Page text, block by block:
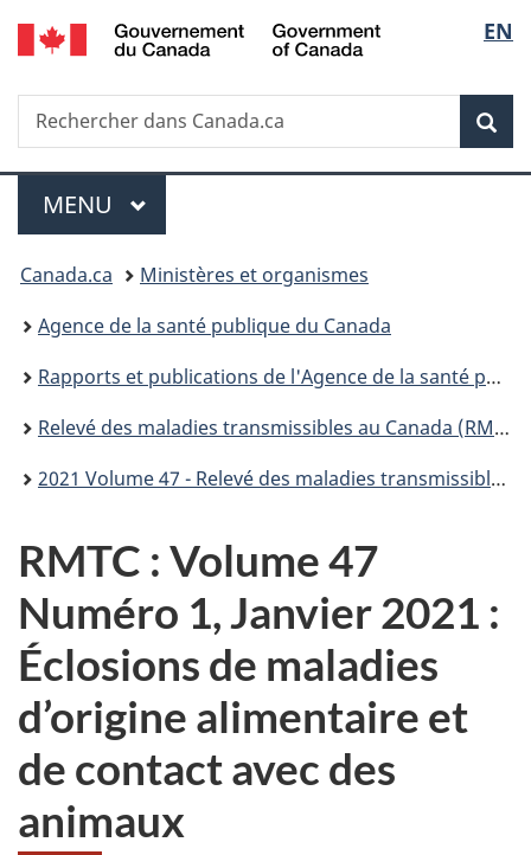
Passer
au
principal
Passer
à
Au
du
Passer
à
version
simplifiée
de
la
EN
Recherche
Rechercher
dans
Menu
MENU PRINCIPAL
Vous
êtes
ici :
Canada.ca
Ministères et organismes
Agence de la santé publique du Canada
Rapports et publications de l'Agence de la santé publique du Canada
Relevé des maladies transmissibles au Canada (RMTC)
2021 Volume 47 - Relevé des maladies transmissibles au Canada (RMTC)
RMTC : Volume 47
Numéro 1, Janvier 2021 :
Éclosions de maladies
d’origine alimentaire et
de contact avec des
animaux